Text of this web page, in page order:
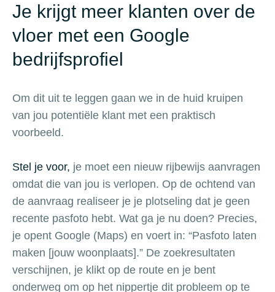
Je krijgt meer klanten over de
vloer met een Google
bedrijfsprofiel
Om dit uit te leggen gaan we in de huid kruipen
van jou potentiële klant met een praktisch
voorbeeld.
Stel je voor, je moet een nieuw rijbewijs aanvragen
omdat die van jou is verlopen. Op de ochtend van
de aanvraag realiseer je je plotseling dat je geen
recente pasfoto hebt. Wat ga je nu doen? Precies,
je opent Google (Maps) en voert in: “Pasfoto laten
maken [jouw woonplaats].” De zoekresultaten
verschijnen, je klikt op de route en je bent
onderweg om op het nippertje dit probleem op te